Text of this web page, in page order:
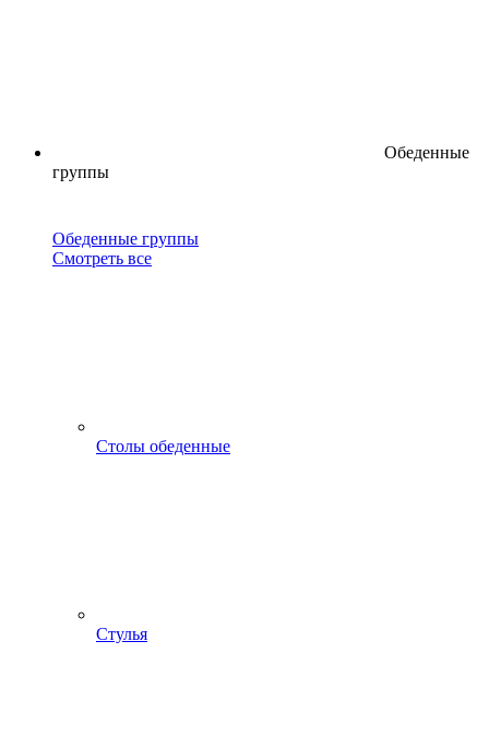
Обеденные
группы
Обеденные группы
Смотреть все
Столы обеденные
Стулья